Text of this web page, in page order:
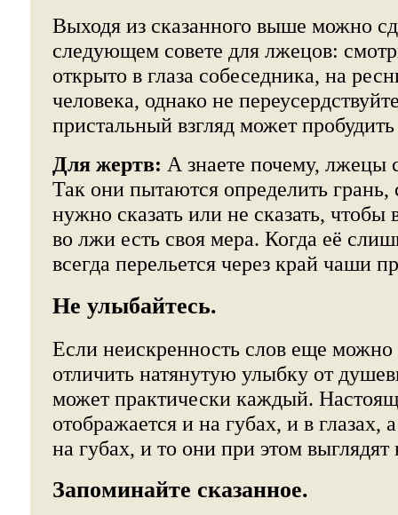
Выходя из сказанного выше можно
следующем совете для лжецов:
открыто в глаза собеседника, на
человека, однако не
пристальный взгляд может
Для жертв: А знаете почему, лжецы
Так они пытаются определить
нужно сказать или не сказать,
во лжи есть своя мера. Когда её
всегда перельется через край чаши
Не улыбайтесь.
Если неискренность слов еще можно
отличить натянутую улыбку от
может практически каждый.
отображается и на губах, и в глазах,
на губах, и то они при этом
Запоминайте сказанное.